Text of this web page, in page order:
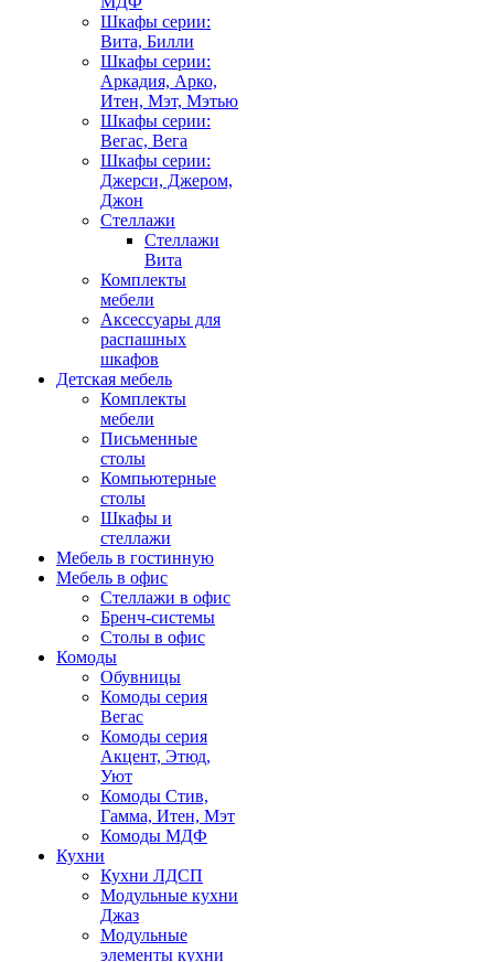
Шкафы серии:
Вита, Билли
Шкафы серии:
Аркадия, Арко,
Итен, Мэт, Мэтью
Шкафы серии:
Вегас, Вега
Шкафы серии:
Джерси, Джером,
Джон
Стеллажи
Стеллажи
Вита
Комплекты
мебели
Аксессуары для
распашных
шкафов
Детская мебель
Комплекты
мебели
Письменные
столы
Компьютерные
столы
Шкафы и
стеллажи
Мебель в гостинную
Мебель в офис
Стеллажи в офис
Бренч-системы
Столы в офис
Комоды
Обувницы
Комоды серия
Вегас
Комоды серия
Акцент, Этюд,
Уют
Комоды Стив,
Гамма, Итен, Мэт
Комоды МДФ
Кухни
Кухни ЛДСП
Модульные кухни
Джаз
Модульные
элементы кухни